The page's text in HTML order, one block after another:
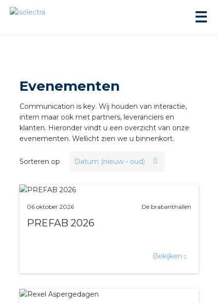
Evenementen
Communication is key. Wij houden van interactie,
intern maar ook met partners, leveranciers en
klanten. Hieronder vindt u een overzicht van onze
evenementen. Wellicht zien we u binnenkort.
Sorteren op
06 oktober 2026 De brabanthallen
PREFAB 2026
Bekijken
installeren